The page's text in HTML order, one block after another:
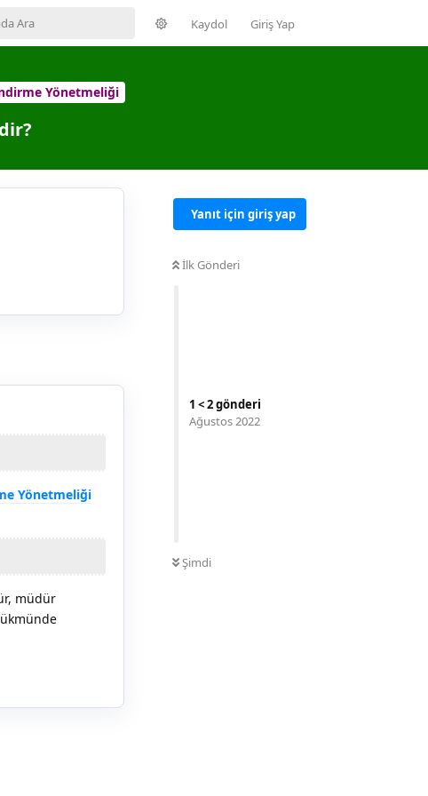
Kaydol Giriş Yap
Yönetmeliği
Yanıt için giriş yap
İlk Gönderi
1 <2gönderi
Ağustos 2022
Şimdi
Yönetmeliği
müdür